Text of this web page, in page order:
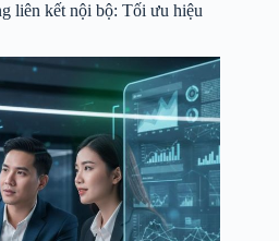
liên kết nội bộ: Tối ưu hiệu